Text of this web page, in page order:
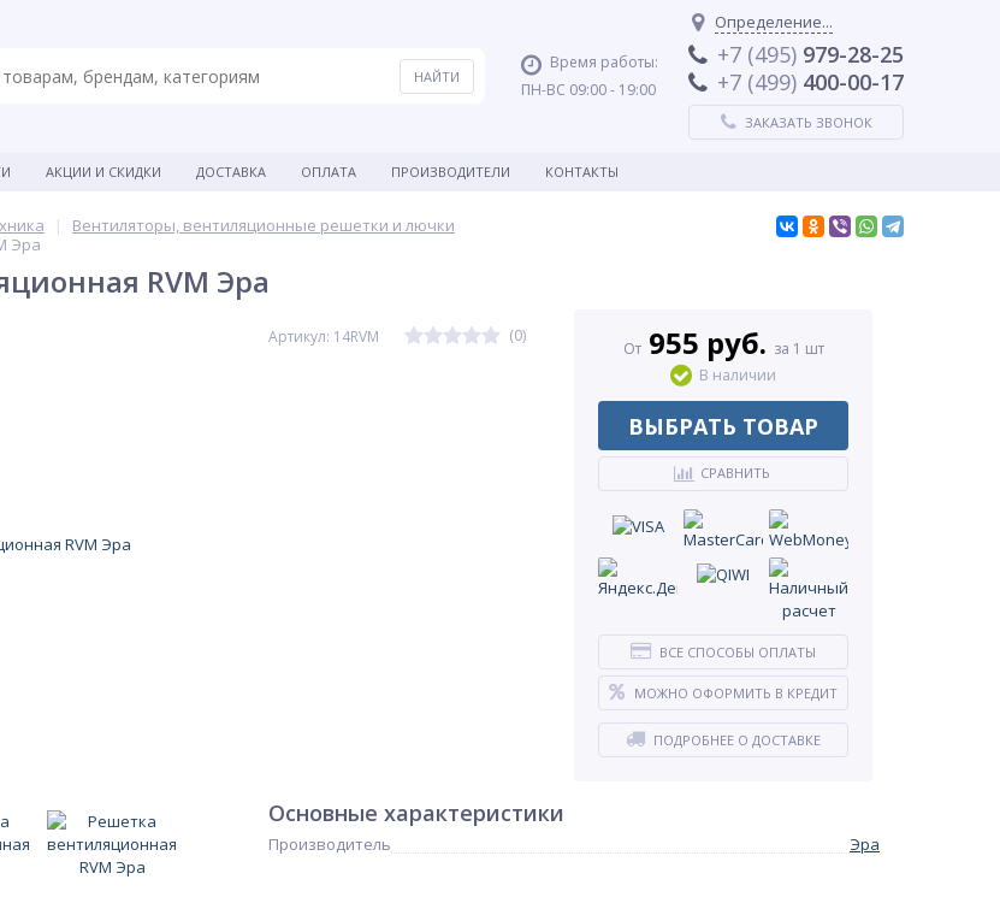
Время работы:
ПН-ВС 09:00 - 19:00
Определение...
+7 (495) 979-28-25
+7 (499) 400-00-17
ЗАКАЗАТЬ ЗВОНОК
АКЦИИ И СКИДКИ ДОСТАВКА ОПЛАТА ПРОИЗВОДИТЕЛИ КОНТАКТЫ
Вентиляторы, вентиляционные решетки и лючки
Эра
RVM Эра
Артикул: 14RVM (0)
От955 руб. за 1 шт
В наличии
ВЫБРАТЬ ТОВАР
СРАВНИТЬ
ВСЕ СПОСОБЫ ОПЛАТЫ
МОЖНО ОФОРМИТЬ В КРЕДИТ
ПОДРОБНЕЕ О ДОСТАВКЕ
Основные характеристики
Производитель Эра